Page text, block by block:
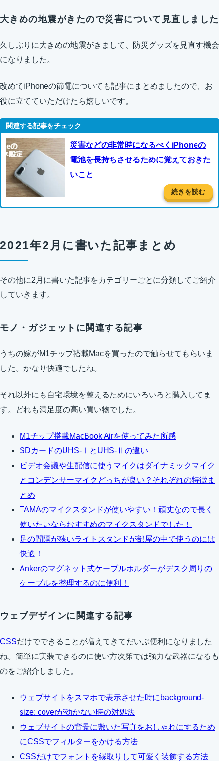
大きめの地震がきたので災害について見直しました
久しぶりに大きめの地震がきまして、防災グッズを見直す機会
になりました。
改めてiPhoneの節電についても記事にまとめましたので、お
役に立てていただけたら嬉しいです。
災害などの非常時になるべくiPhoneの
電池を長持ちさせるために覚えておきた
いこと
続きを読む
2021年2月に書いた記事まとめ
その他に2月に書いた記事をカテゴリーごとに分類してご紹介
していきます。
モノ・ガジェットに関連する記事
うちの嫁がM1チップ搭載Macを買ったので触らせてもらいま
した。かなり快適でしたね。
それ以外にも自宅環境を整えるためにいろいろと購入してま
す。どれも満足度の高い買い物でした。
M1チップ搭載MacBook Airを使ってみた所感
SDカードのUHS-ⅠとUHS-Ⅱの違い
ビデオ会議や生配信に使うマイクはダイナミックマイク
とコンデンサーマイクどっちが良い？それぞれの特徴ま
とめ
TAMAのマイクスタンドが使いやすい！頑丈なので長く
使いたいならおすすめのマイクスタンドでした！
足の間隔が狭いライトスタンドが部屋の中で使うのには
快適！
Ankerのマグネット式ケーブルホルダーがデスク周りの
ケーブルを整理するのに便利！
ウェブデザインに関連する記事
CSSだけでできることが増えてきてだいぶ便利になりました
ね。簡単に実装できるのに使い方次第では強力な武器になるも
のをご紹介しました。
ウェブサイトをスマホで表示させた時にbackground-
size: coverが効かない時の対処法
ウェブサイトの背景に敷いた写真をおしゃれにするため
にCSSでフィルターをかける方法
CSSだけでフォントを縁取りして可愛く装飾する方法